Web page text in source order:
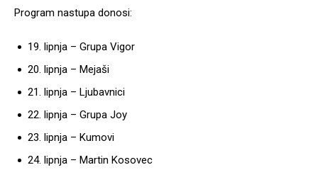
Program nastupa donosi:
lipnja – Grupa Vigor
lipnja – Mejaši
lipnja – Ljubavnici
lipnja – Grupa Joy
lipnja – Kumovi
lipnja – Martin Kosovec